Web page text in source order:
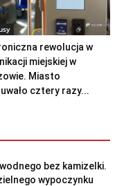
rewolucja w
miejskiej w
Miasto
cztery razy...
bez kamizelki.
wypoczynku